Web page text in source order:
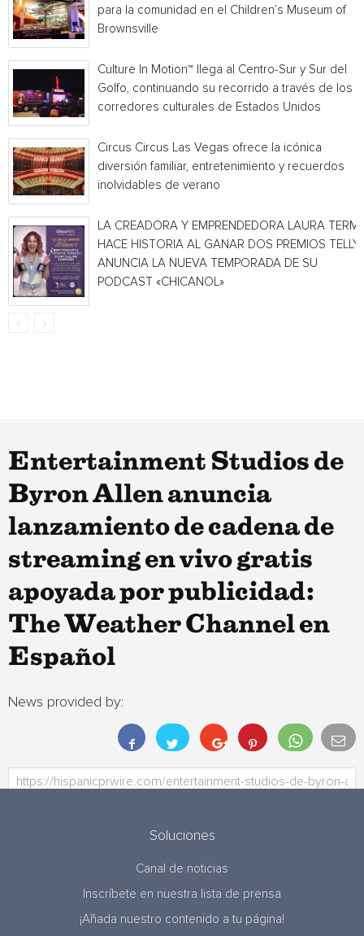
para la comunidad en el Children’s Museum of
Brownsville
Culture In Motion™ llega al Centro-Sur y Sur del
Golfo, continuando su recorrido a través de los
corredores culturales de Estados Unidos
Circus Circus Las Vegas ofrece la icónica
diversión familiar, entretenimiento y recuerdos
inolvidables de verano
LA CREADORA Y EMPRENDEDORA LAURA
HACE HISTORIA AL GANAR DOS PREMIOS TELLY
ANUNCIA LA NUEVA TEMPORADA DE SU
PODCAST «CHICANOL»
Entertainment Studios de
Byron Allen anuncia
lanzamiento de cadena de
streaming en vivo gratis
apoyada por publicidad:
The Weather Channel en
Español
News provided by:
Soluciones
Canal de noticias
Inscríbete en nuestra lista de prensa
¡Añada nuestro contenido a tu página!